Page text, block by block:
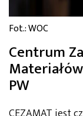
Fot.: WOC
Centrum
PW